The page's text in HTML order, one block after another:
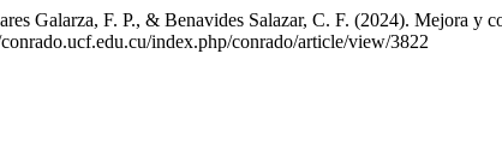
Galarza, F. P., & Benavides Salazar, C. F. (2024). Mejora y
index.php/conrado/article/view/3822